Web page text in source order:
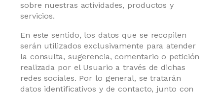
sobre nuestras actividades, productos y
servicios.
En este sentido, los datos que se recopilen
serán utilizados exclusivamente para atender
la consulta, sugerencia, comentario o petición
realizada por el Usuario a través de dichas
redes sociales. Por lo general, se tratarán
datos identificativos y de contacto, junto con